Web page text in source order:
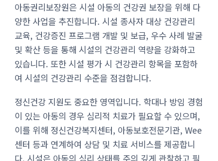
아동권리보장원은 시설 아동의 건강권 보장을 위해 다
양한 사업을 추진합니다. 시설 종사자 대상 건강관리
교육, 건강증진 프로그램 개발 및 보급, 우수 사례 발굴
및 확산 등을 통해 시설의 건강관리 역량을 강화하고
있습니다. 또한 시설 평가 시 건강관리 항목을 포함하
여 시설의 건강관리 수준을 점검합니다.
정신건강 지원도 중요한 영역입니다. 학대나 방임 경험
이 있는 아동의 경우 심리적 치료가 필요할 수 있으며,
이를 위해 정신건강복지센터, 아동보호전문기관, Wee
센터 등과 연계하여 상담 및 치료 서비스를 제공합니
다. 시설은 아동의 심리 상태를 주의 깊게 관찰하고 필